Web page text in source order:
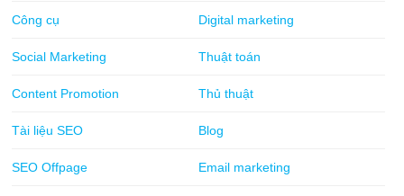
Công cụ Digital marketing
Social Marketing Thuật toán
Content Promotion Thủ thuật
Tài liệu SEO Blog
SEO Offpage Email marketing